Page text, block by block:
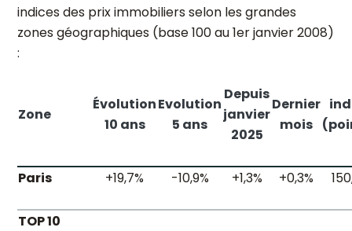
indices des prix immobiliers selon les grandes
zones géographiques (base 100 au 1er janvier 2008)
:
Zone
Évolution
10 ans
Evolution
5 ans
Depuis
janvier
2025
Dernier
mois
Paris +19,7% -10,9% +1,3% +0,3%
TOP 10